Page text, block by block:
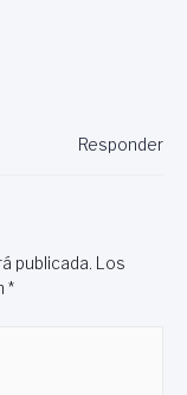
Responder
publicada. Los
*